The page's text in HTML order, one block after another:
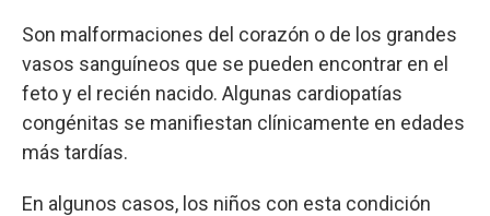
Son malformaciones del corazón o de los grandes
vasos sanguíneos que se pueden encontrar en el
feto y el recién nacido. Algunas cardiopatías
congénitas se manifiestan clínicamente en edades
más tardías.
En algunos casos, los niños con esta condición